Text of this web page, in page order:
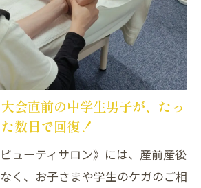
大会直前の中学生男子が、たっ
た数日で回復！
ューティサロン》には、産前産後
く、お子さまや学生のケガのご相